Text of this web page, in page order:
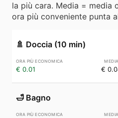
la più cara. Media = media
ora più conveniente punta
🚿 Doccia (10 min)
€ 0.01 €
🛁 Bagno